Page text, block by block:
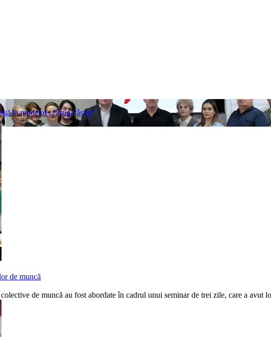
la modelul „câștig-câștig”
de muncă
de muncă au fost abordate în cadrul unui seminar de trei zile, care a avut